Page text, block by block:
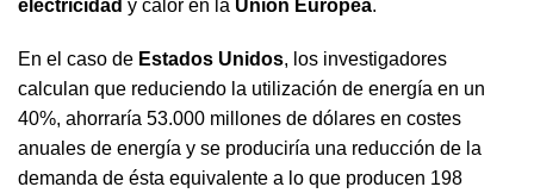
electricidad y calor en la Unión Europea.
En el caso de Estados Unidos, los investigadores
calculan que reduciendo la utilización de energía en un
40%, ahorraría 53.000 millones de dólares en costes
anuales de energía y se produciría una reducción de la
demanda de ésta equivalente a lo que producen 198